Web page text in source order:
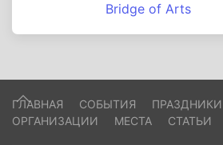
Bridge of Arts
ГЛАВНАЯ СОБЫТИЯ ПРАЗДНИКИ
ОРГАНИЗАЦИИ
МЕСТА СТАТЬИ